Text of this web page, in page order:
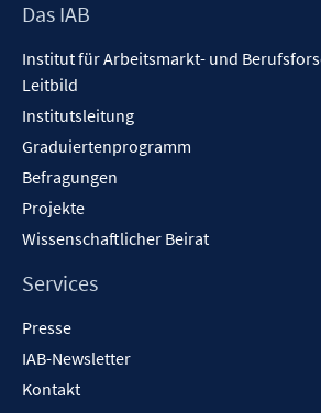
Footer
Das IAB
Institut für Arbeitsmarkt- und
Leitbild
Institutsleitung
Graduiertenprogramm
Befragungen
Projekte
Wissenschaftlicher Beirat
Services
Presse
IAB-Newsletter
Kontakt